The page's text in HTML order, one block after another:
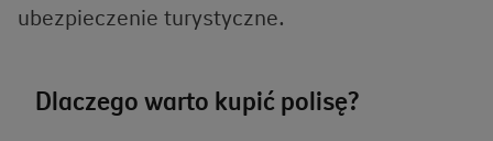
ubezpieczenie turystyczne.
Dlaczego warto kupić polisę?